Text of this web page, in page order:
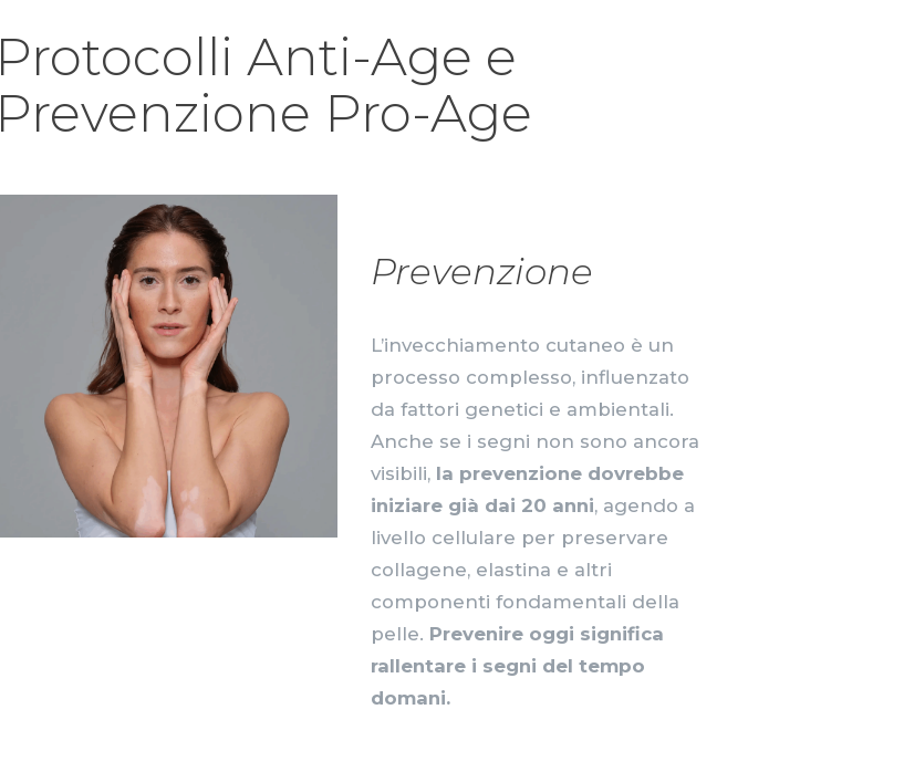
Protocolli Anti-Age e
Prevenzione Pro-Age
Prevenzione
L’invecchiamento cutaneo è un
processo complesso, influenzato
da fattori genetici e ambientali.
Anche se i segni non sono ancora
visibili, la prevenzione dovrebbe
iniziare già dai 20 anni, agendo a
livello cellulare per preservare
collagene, elastina e altri
componenti fondamentali della
pelle. Prevenire oggi significa
rallentare i segni del tempo
domani.